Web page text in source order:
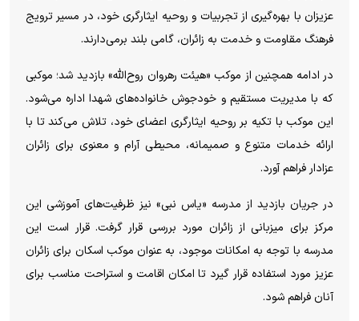
عزیزان با بهره‌گیری از تجربیات و روحیه ایثارگری خود، در مسیر ترویج
فرهنگ مقاومت و خدمت به زائران، گامی بلند برمی‌دارند.
در ادامه همچنین از موکب «هیئت رهروان روح‌الله» بازدید شد؛ موکبی
که با مدیریت مستقیم و خودجوش خانواده‌های شهدا اداره می‌شود.
این موکب با تکیه بر روحیه ایثارگری اعضای خود، تلاش می‌کند تا با
ارائه خدمات متنوع و صمیمانه، محیطی آرام و معنوی برای زائران
عزادار فراهم آورد.
در جریان بازدید از مدرسه «یاس نبی» نیز ظرفیت‌های آموزشی این
مرکز برای میزبانی از زائران مورد بررسی قرار گرفت. قرار است این
مدرسه با توجه به امکانات موجود، به عنوان موکب اسکان برای زائران
عزیز مورد استفاده قرار گیرد تا امکان اقامت و استراحت مناسب برای
آنان فراهم شود.